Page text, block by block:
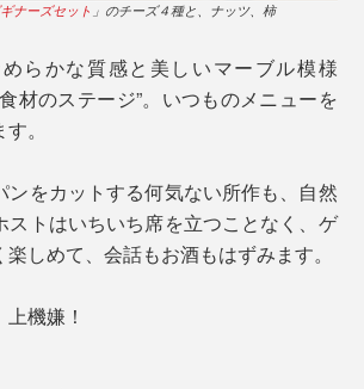
ナーズセット 」のチーズ４種と、ナッツ、柿
らかな質感と美しいマーブル模様
材のステージ”。いつものメニューを
。
ンをカットする何気ない所作も、自然
ストはいちいち席を立つことなく、ゲ
しめて、会話もお酒もはずみます。
機嫌！